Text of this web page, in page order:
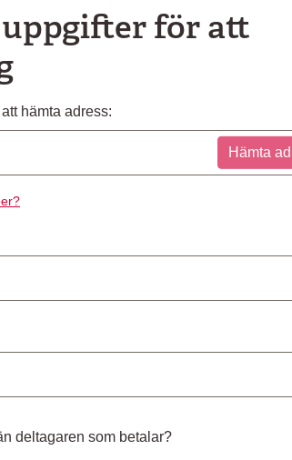
för att
hämta adress:
Hämta
deltagaren som betalar?